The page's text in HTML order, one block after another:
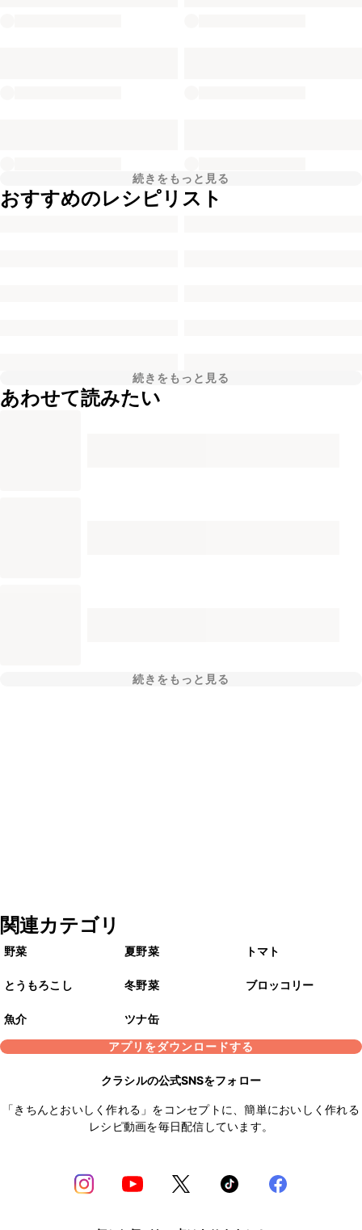
続きをもっと見る
おすすめのレシピリスト
続きをもっと見る
あわせて読みたい
続きをもっと見る
関連カテゴリ
野菜 夏野菜 トマト
とうもろこし 冬野菜 ブロッコリー
魚介
ツナ缶
アプリをダウンロードする
クラシルの公式SNSをフォロー
「きちんとおいしく作れる」をコンセプトに、簡単においしく作れる
レシピ動画を毎日配信しています。